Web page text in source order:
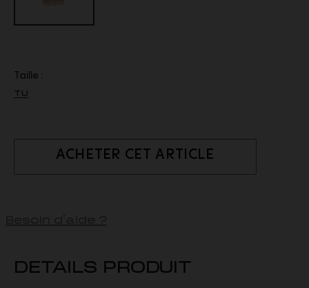
Taille :
TU
ACHETER CET ARTICLE
DETAILS PRODUIT